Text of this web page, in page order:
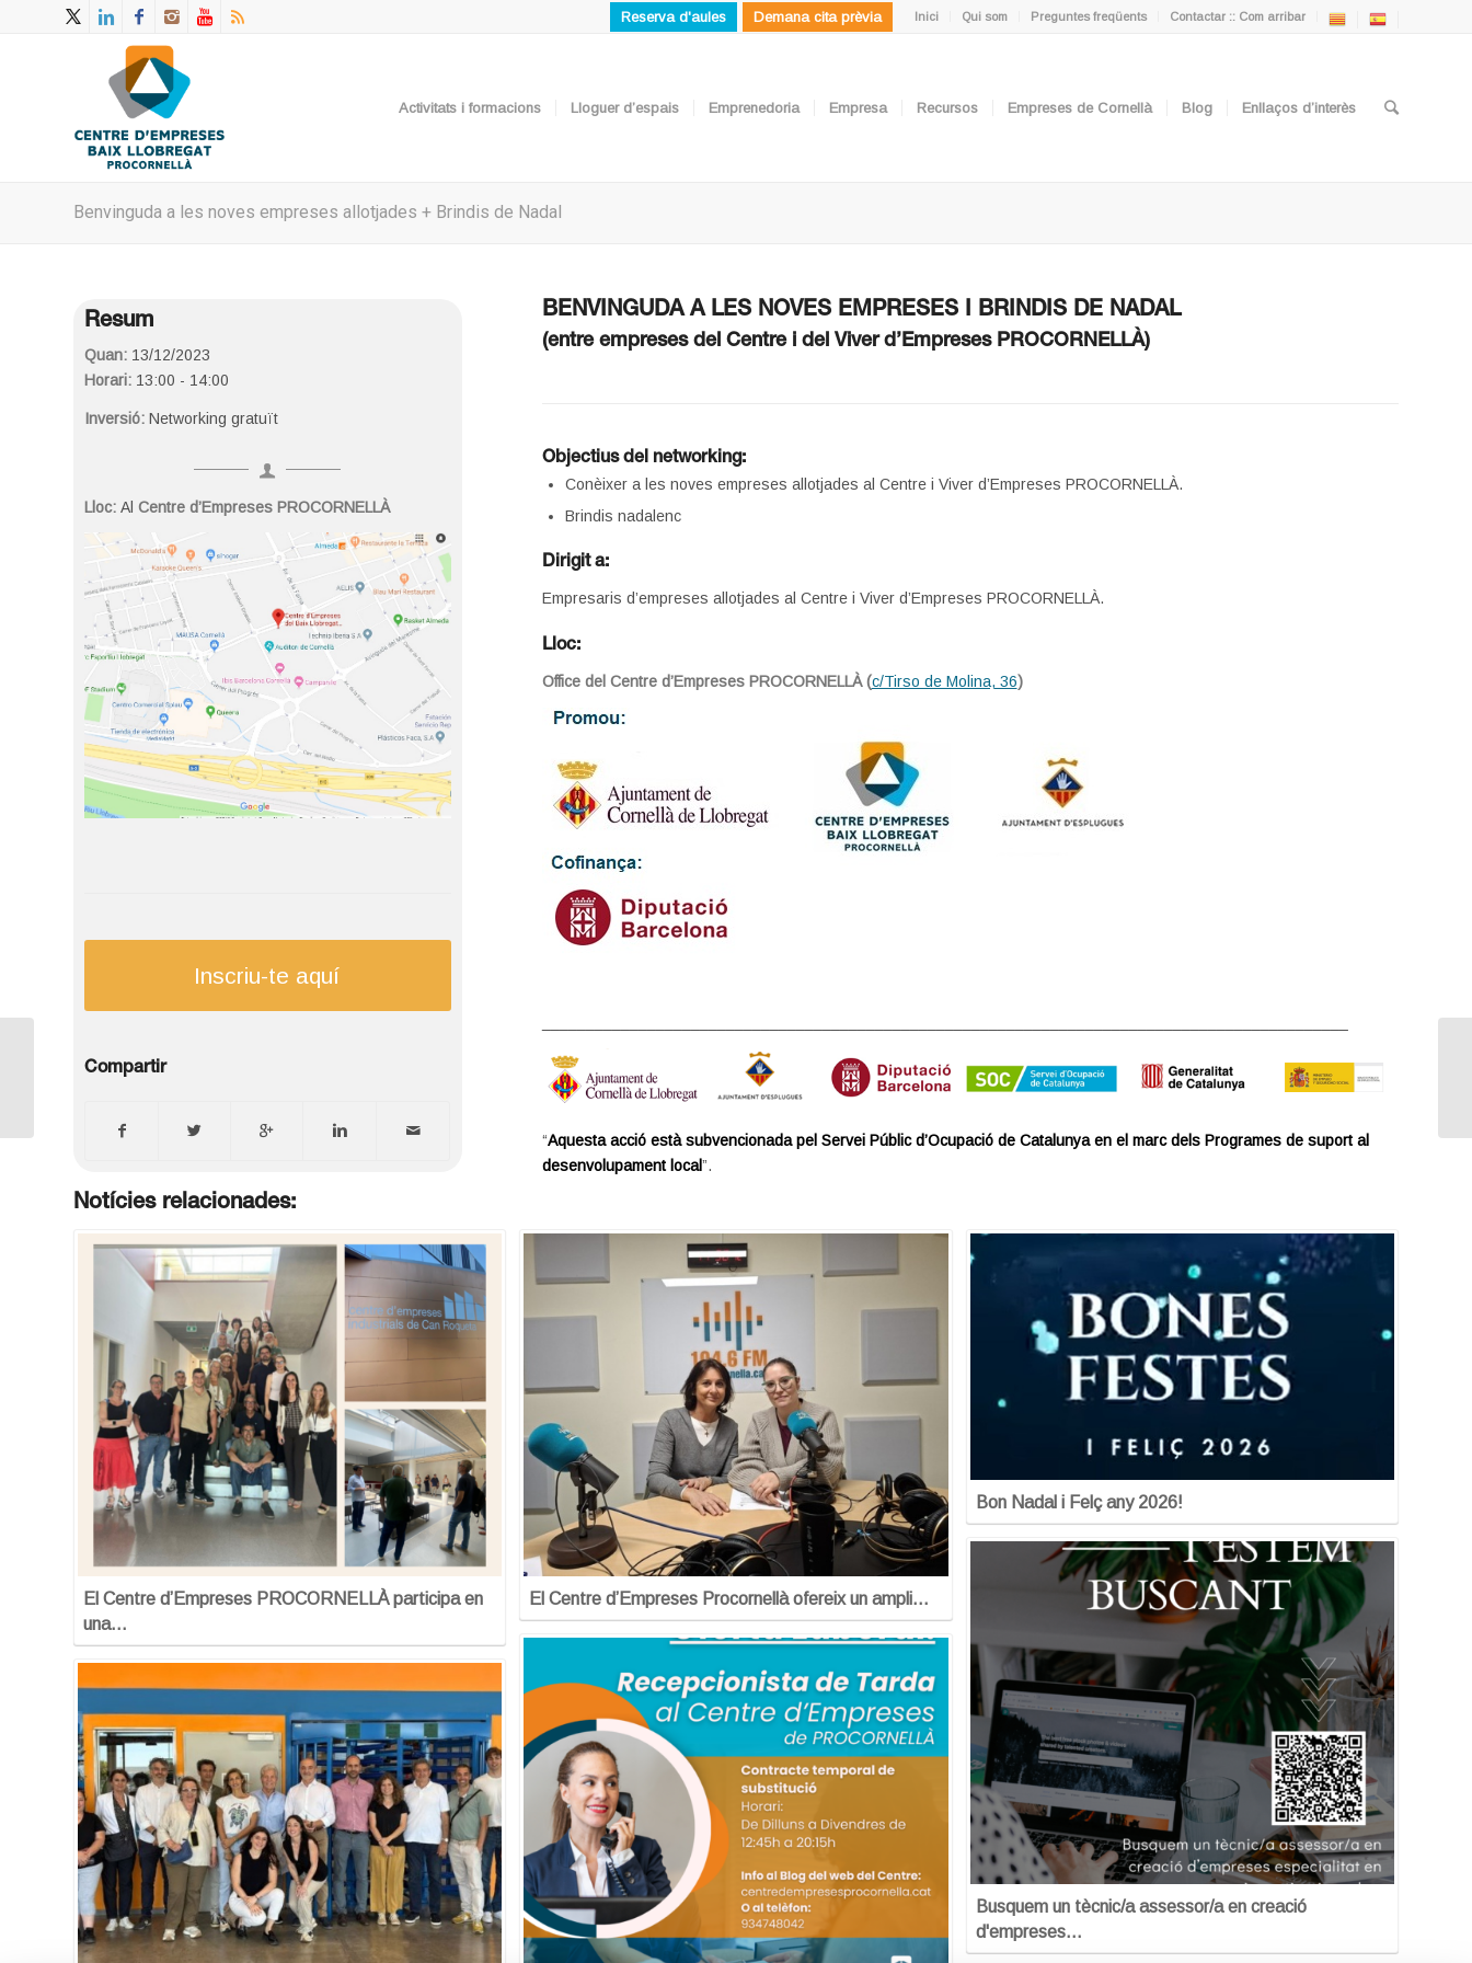
Inici Qui som Preguntes freqüents Contactar :: Com arribar
Reserva d'aules Demana cita prèvia
Activitats i formacions Lloguer d’espais Emprenedoria Empresa Recursos Empreses de Cornellà Blog Enllaços d’interès
Benvinguda a les noves empreses allotjades + Brindis de Nadal
Resum
Quan: 13/12/2023
Horari: 13:00 - 14:00
Inversió: Networking gratuït
Lloc: Al Centre d’Empreses PROCORNELLÀ
Inscriu-te aquí
Compartir
BENVINGUDA A LES NOVES EMPRESES I BRINDIS DE NADAL
(entre empreses del Centre i del Viver d’Empreses PROCORNELLÀ)
Objectius del networking:
Conèixer a les noves empreses allotjades al Centre i Viver d’Empreses PROCORNELLÀ.
Brindis nadalenc
Dirigit a:
Empresaris d’empreses allotjades al Centre i Viver d’Empreses PROCORNELLÀ.
Lloc:
Office del Centre d’Empreses PROCORNELLÀ (c/Tirso de Molina, 36)
“Aquesta acció està subvencionada pel Servei Públic d’Ocupació de Catalunya en el marc dels Programes de suport al
desenvolupament local”.
Notícies relacionades:
El Centre d’Empreses PROCORNELLÀ participa en
una…
El Centre d’Empreses Procornellà ofereix un ampli…
Bon Nadal i Felç any 2026!
Busquem un tècnic/a assessor/a en creació
d'empreses…
Benvinguda a les noves empreses